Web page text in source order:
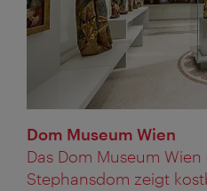
Dom Museum Wien
Das Dom Museum
Stephansdom zeigt